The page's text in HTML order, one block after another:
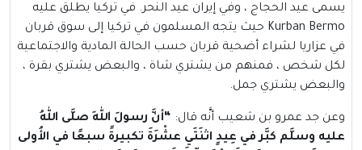
يسمى عيد الحجاج ، وفي إيران عيد النحر. في تركيا يطلق عليه
Kurban Bermo حيث يتجه المسلمون في تركيا إلى سوق قربان
في عزاريا لشراء أضحية قربان حسب الحالة المادية والاجتماعية
لكل شخص ، فمنهم من يشتري شاة ، والبعض يشتري بقرة ،
والبعض يشتري جمل.
وعن جد عمرو بن شعيب أنَّه قال: “أنَّ رسولَ اللهِ صلَّى اللهُ
عليه وسلَّم كبَّر في عِيدٍ اثنَتَي عشْرَةَ تكبيرةً سبعًا في الأُولى